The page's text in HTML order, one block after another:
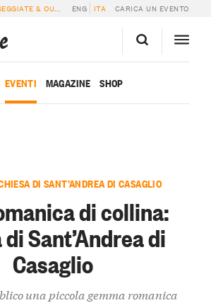
& OUTDOOR » RETE ROMANICA DI COLLINA:
ENG ITA CARICA UN EVENTO
EVENTI MAGAZINE SHOP
DI SANT’ANDREA DI CASAGLIO
di collina:
Sant’Andrea di
Casaglio
una piccola gemma romanica